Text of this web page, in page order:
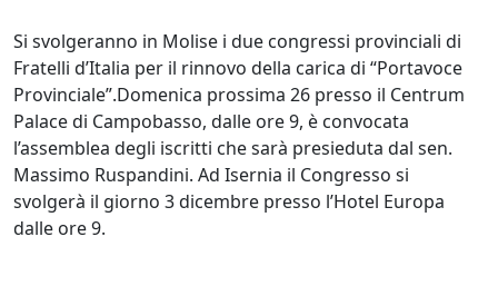
Si svolgeranno in Molise i due congressi provinciali di
Fratelli d’Italia per il rinnovo della carica di “Portavoce
Provinciale”.Domenica prossima 26 presso il Centrum
Palace di Campobasso, dalle ore 9, è convocata
l’assemblea degli iscritti che sarà presieduta dal sen.
Massimo Ruspandini. Ad Isernia il Congresso si
svolgerà il giorno 3 dicembre presso l’Hotel Europa
dalle ore 9.